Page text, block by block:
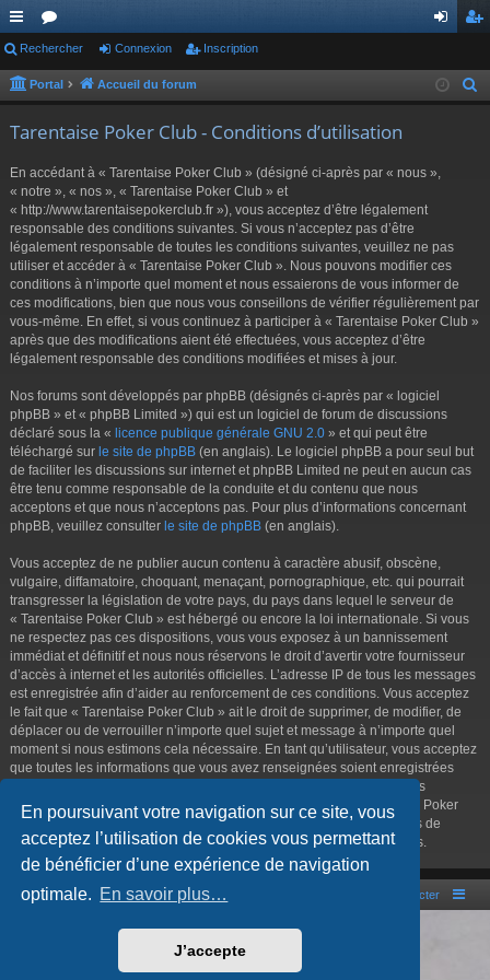
En poursuivant votre navigation sur ce site, vous
acceptez l’utilisation de cookies vous permettant
de bénéficier d’une expérience de navigation
optimale. En savoir plus…
J’accepte
ac
co
s
or
u ne cri
Rechercher Connexion Inscription
Portal Accueil du forum
Tarentaise Poker Club - Conditions d’utilisation
En accédant à « Tarentaise Poker Club » (désigné ci-après par « nous »,
« notre », « nos », « Tarentaise Poker Club » et
« http://www.tarentaisepokerclub.fr »), vous acceptez d’être légalement
responsable des conditions suivantes. Si vous n’acceptez pas d’être
légalement responsable de toutes les conditions suivantes, veuillez ne pas
utiliser et accéder à « Tarentaise Poker Club ». Nous pouvons modifier ces
conditions à n’importe quel moment et nous essaierons de vous informer de
ces modifications, bien que nous vous conseillons de vérifier régulièrement par
vous-même. En effet, si vous continuez à participer à « Tarentaise Poker Club »
après que des modifications aient été effectuées, vous acceptez d’être
légalement responsable des conditions modifiées et mises à jour.
Nos forums sont développés par phpBB (désignés ci-après par « logiciel
phpBB » et « phpBB Limited ») qui est un logiciel de forum de discussions
déclaré sous la « licence publique générale GNU 2.0 » et qui peut être
téléchargé sur le site de phpBB (en anglais). Le logiciel phpBB a pour seul but
de faciliter les discussions sur internet et phpBB Limited ne peut en aucun cas
être tenu comme responsable de la conduite et du contenu que nous
acceptons et que nous n’acceptons pas. Pour plus d’informations concernant
phpBB, veuillez consulter le site de phpBB (en anglais).
Vous acceptez de ne publier aucun contenu à caractère abusif, obscène,
vulgaire, diffamatoire, choquant, menaçant, pornographique, etc. qui pourrait
transgresser la législation de votre pays, du pays dans lequel le serveur de
« Tarentaise Poker Club » est hébergé ou encore la loi internationale. Si vous
ne respectez pas ces dispositions, vous vous exposez à un bannissement
immédiat et définitif et nous nous réservons le droit d’avertir votre fournisseur
d’accès à internet et les autorités officielles. L’adresse IP de tous les messages
est enregistrée afin d’aider au renforcement de ces conditions. Vous acceptez
le fait que « Tarentaise Poker Club » ait le droit de supprimer, de modifier, de
déplacer ou de verrouiller n’importe quel sujet et message à n’importe quel
moment si nous estimons cela nécessaire. En tant qu’utilisateur, vous acceptez
que toutes les informations que vous avez renseignées soient enregistrées
dans notre base de données. Bien que ces informations ne seront pas
diffusées à une tierce partie sans votre consentement, ni « Tarentaise Poker
Club », ni phpBB, ne pourront être tenus comme responsables en cas de
tentative de piratage informatique visant à compromettre vos données.
Portal Accueil du forum Nous contacter
Développé parphpBB® Forum Software © phpBB Limited
Style parArty- phpBB 3.3 par MrGaby
©